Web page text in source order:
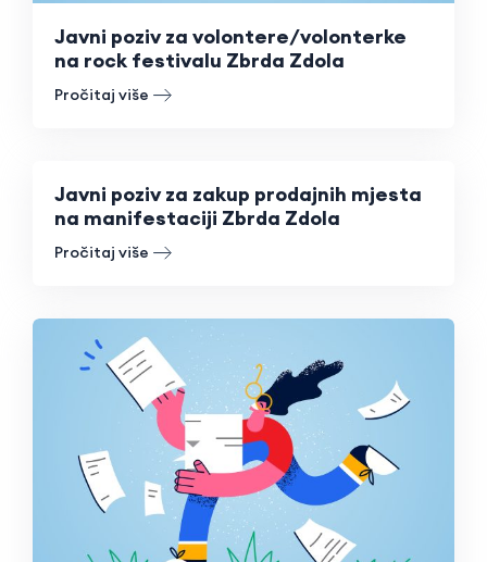
Javni poziv za volontere/volonterke
na rock festivalu Zbrda Zdola
Pročitaj više
Javni poziv za zakup prodajnih mjesta
na manifestaciji Zbrda Zdola
Pročitaj više